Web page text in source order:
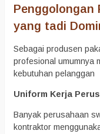
Penggolongan
yang tadi
Sebagai produsen
profesional umumnya
kebutuhan pelanggan
Uniform Kerja
Banyak perusahaan
kontraktor